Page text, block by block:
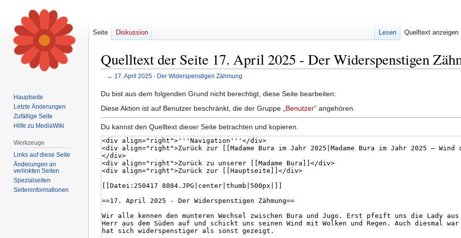
Quelltext der Seite 17. April 2025 - Der Widerspenstigen
← 17. April 2025 - Der Widerspenstigen Zähmung
Zur
Navigation
Zur
Suche
Du bist aus dem folgenden Grund nicht berechtigt, diese Seite bearbeiten:
Diese Aktion ist auf Benutzer beschränkt, die der Gruppe „ Benutzer“ angehören.
Du kannst den Quelltext dieser Seite betrachten und kopieren.
Seite Diskussion Lesen Quelltext anzeigen
Hauptseite
Letzte Änderungen
Zufällige Seite
Hilfe zu MediaWiki
Werkzeuge
Links auf diese Seite
Änderungen an
verlinkten Seiten
Spezialseiten
Seiten­informationen